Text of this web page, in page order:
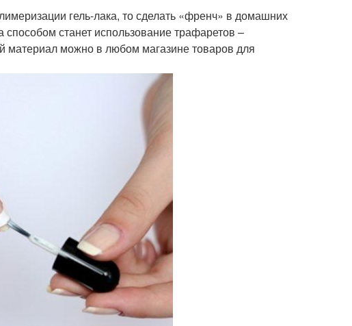
гель-лака, то сделать «френч» в домашних
станет использование трафаретов –
материал можно в любом магазине товаров для